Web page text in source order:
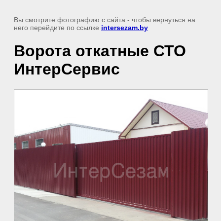
Вы смотрите фотографию с сайта - чтобы вернуться на
него перейдите по ссылке intersezam.by
Ворота откатные СТО
ИнтерСервис